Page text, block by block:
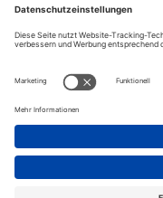
* Alle
JF-Buchdienst –